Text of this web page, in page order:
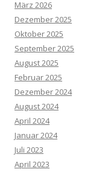
März 2026
Dezember 2025
Oktober 2025
September 2025
August 2025
Februar 2025
Dezember 2024
August 2024
April 2024
Januar 2024
Juli 2023
April 2023